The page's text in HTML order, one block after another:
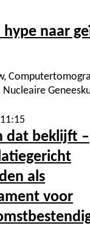
naar
dat beklijft –
als
voor